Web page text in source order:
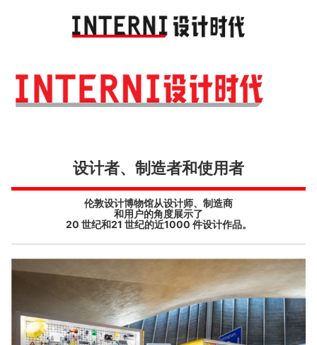
设计者、制造者和使用者
伦敦设计博物馆从设计师、制造商
和用户的角度展示了
20 世纪和21 世纪的近1000 件设计作品。